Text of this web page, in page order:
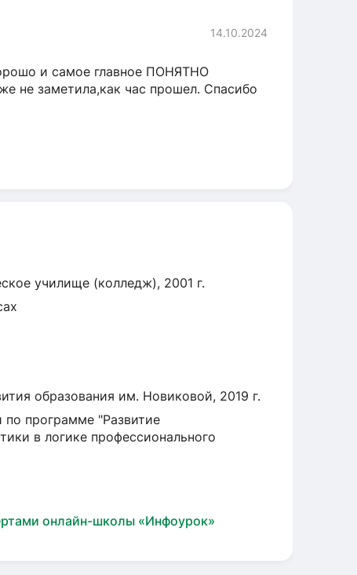
14.10.2024
и самое главное ПОНЯТНО
не заметила,как час прошел. Спасибо
училище (колледж), 2001 г.
образования им. Новиковой, 2019 г.
программе "Развитие
в логике профессионального
онлайн-школы «Инфоурок»